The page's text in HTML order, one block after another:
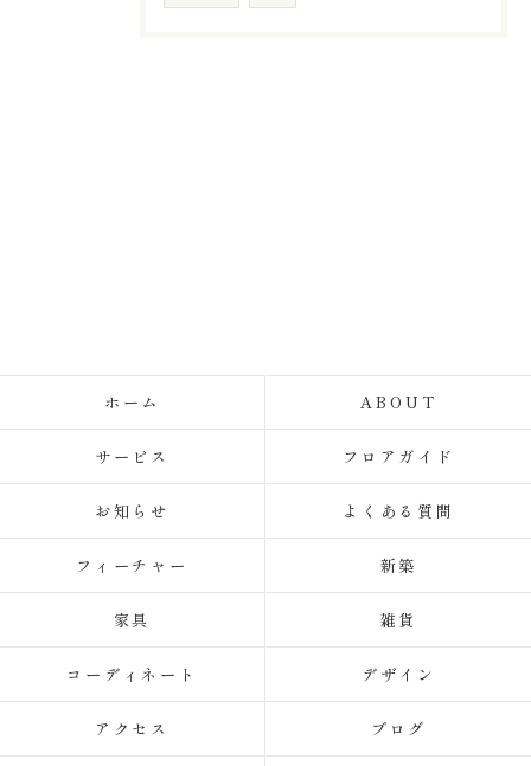
ホーム ABOUT
サービス フロアガイド
お知らせ よくある質問
フィーチャー 新築
家具 雑貨
コーディネート デザイン
アクセス ブログ